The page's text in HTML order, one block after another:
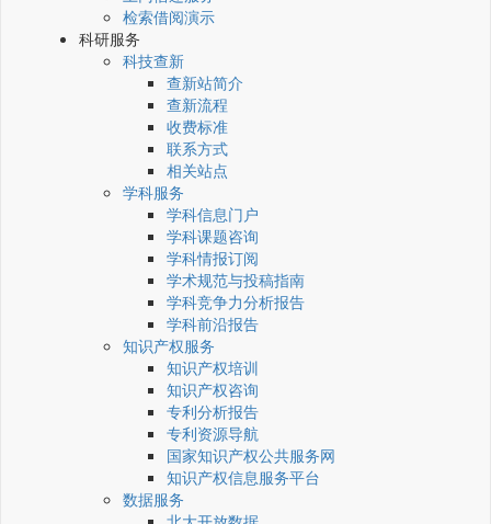
检索借阅演示
科研服务
科技查新
查新站简介
查新流程
收费标准
联系方式
相关站点
学科服务
学科信息门户
学科课题咨询
学科情报订阅
学术规范与投稿指南
学科竞争力分析报告
学科前沿报告
知识产权服务
知识产权培训
知识产权咨询
专利分析报告
专利资源导航
国家知识产权公共服务网
知识产权信息服务平台
数据服务